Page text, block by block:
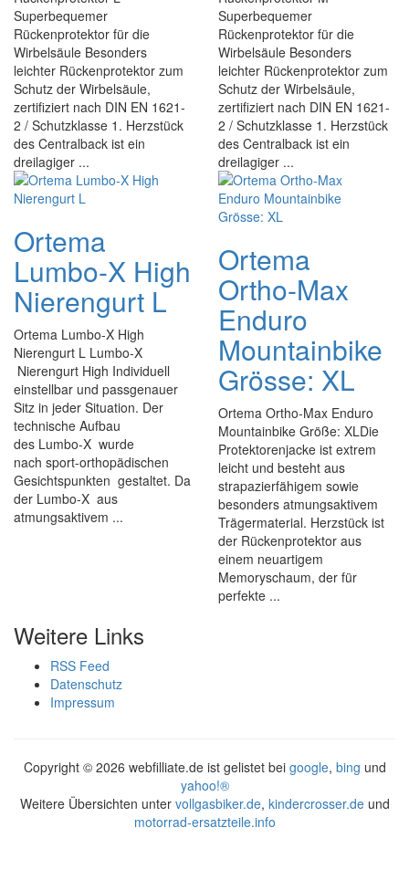
Superbequemer
Rückenprotektor für die
Wirbelsäule Besonders
leichter Rückenprotektor zum
Schutz der Wirbelsäule,
zertifiziert nach DIN EN 1621-
2 / Schutzklasse 1. Herzstück
des Centralback ist ein
dreilagiger ...
Superbequemer
Rückenprotektor für die
Wirbelsäule Besonders
leichter Rückenprotektor zum
Schutz der Wirbelsäule,
zertifiziert nach DIN EN 1621-
2 / Schutzklasse 1. Herzstück
des Centralback ist ein
dreilagiger ...
Ortema
Lumbo-X High
Nierengurt L
Ortema Lumbo-X High
Nierengurt L Lumbo-X
Nierengurt High Individuell
einstellbar und passgenauer
Sitz in jeder Situation. Der
technische Aufbau
des Lumbo-X wurde
nach sport-orthopädischen
Gesichtspunkten gestaltet. Da
der Lumbo-X aus
atmungsaktivem ...
Ortema
Ortho-Max
Enduro
Mountainbike
Grösse: XL
Ortema Ortho-Max Enduro
Mountainbike Größe: XLDie
Protektorenjacke ist extrem
leicht und besteht aus
strapazierfähigem sowie
besonders atmungsaktivem
Trägermaterial. Herzstück ist
der Rückenprotektor aus
einem neuartigem
Memoryschaum, der für
perfekte ...
Weitere Links
RSS Feed
Datenschutz
Impressum
Copyright © 2026 webfilliate.de ist gelistet bei google, bing und
yahoo!®
Weitere Übersichten unter vollgasbiker.de, kindercrosser.de und
motorrad-ersatzteile.info